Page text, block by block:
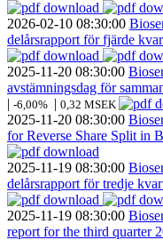
2026-02-10 08:30:00
delårsrapport för fjärde
2025-11-20 08:30:00
avstämningsdag för
| -6,00% | 0,32 MSEK
2025-11-20 08:30:00
for Reverse Share Split in
2025-11-19 08:30:00
delårsrapport för tredje
2025-11-19 08:30:00
report for the third quarter